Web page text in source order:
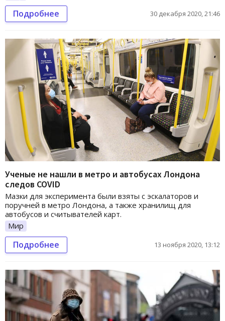
Подробнее 30 декабря 2020, 21:46
Ученые не нашли в метро и автобусах Лондона
следов COVID
Мазки для эксперимента были взяты с эскалаторов и
поручней в метро Лондона, а также хранилищ для
автобусов и считывателей карт.
Мир
Подробнее 13 ноября 2020, 13:12